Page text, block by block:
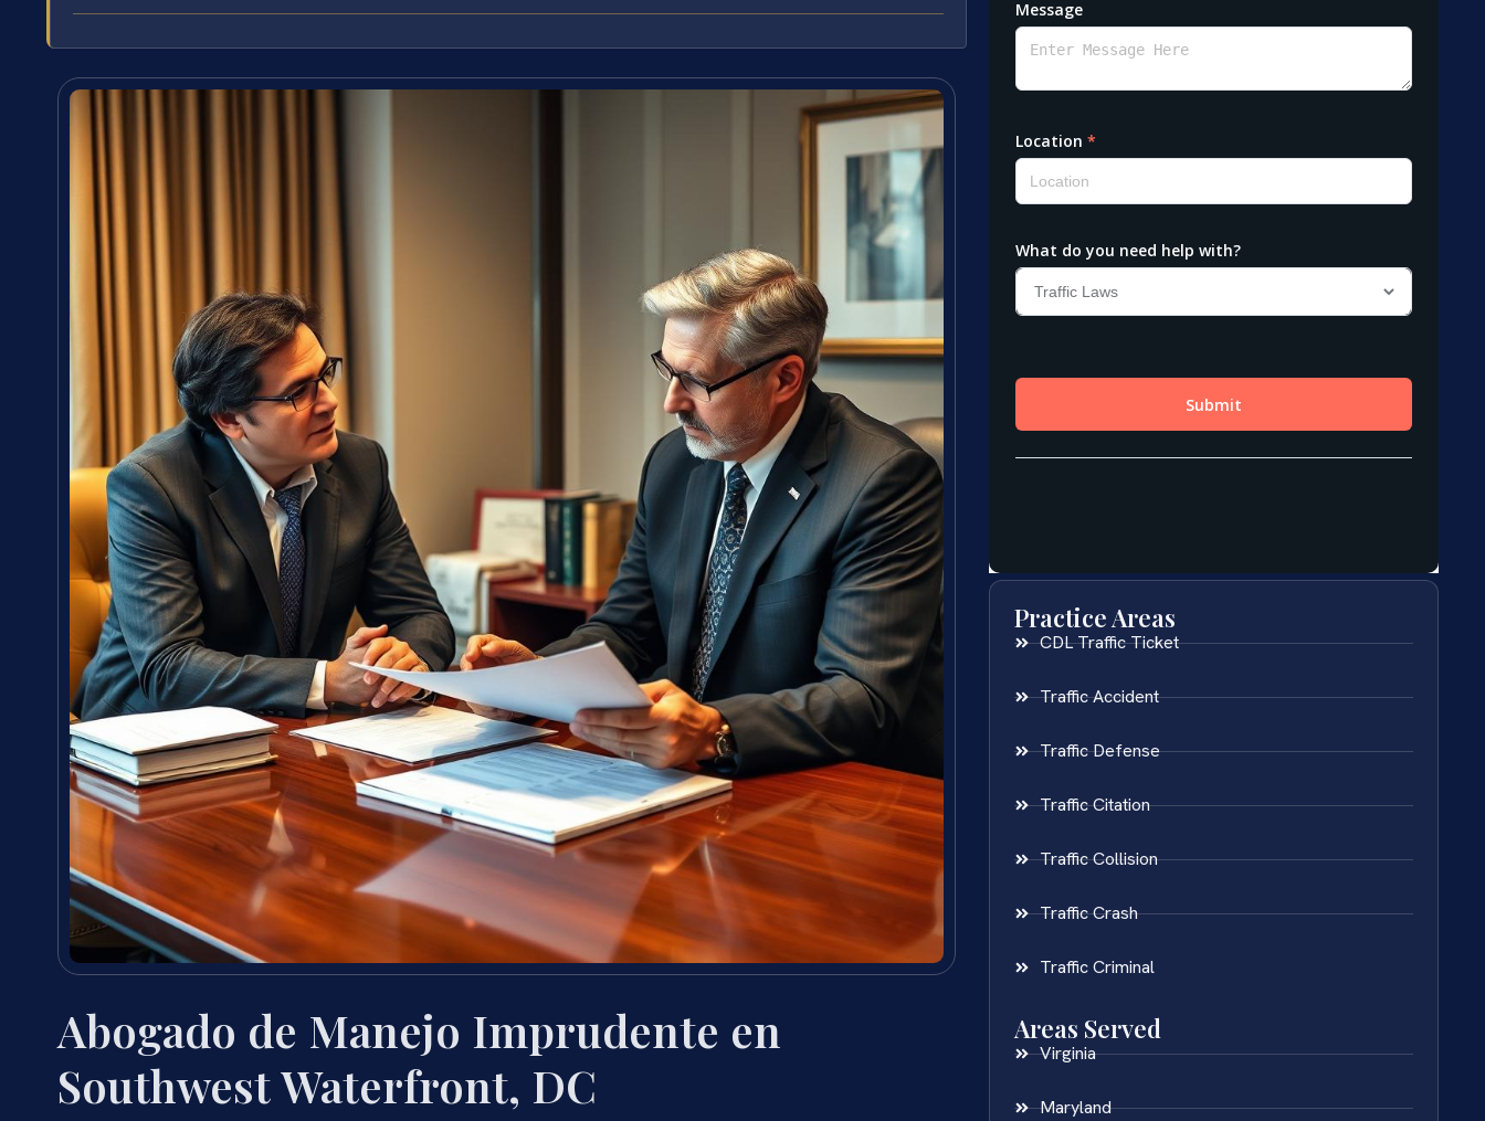
Abogado de Manejo Imprudente en
Southwest Waterfront, DC
Practice Areas
CDL Traffic Ticket
Traffic Accident
Traffic Defense
Traffic Citation
Traffic Collision
Traffic Crash
Traffic Criminal
Areas Served
Virginia
Maryland